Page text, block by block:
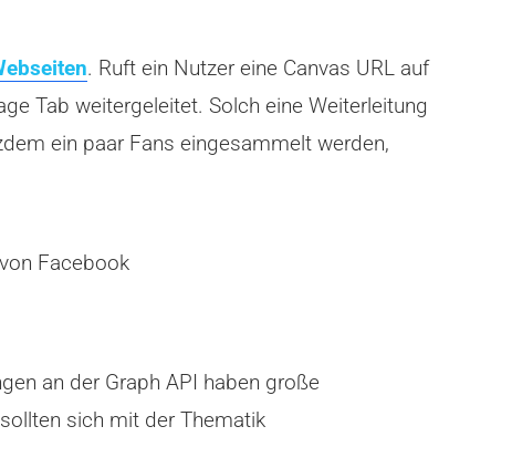
. Ruft ein Nutzer eine Canvas URL auf
Tab weitergeleitet. Solch eine Weiterleitung
ein paar Fans eingesammelt werden,
Facebook
an der Graph API haben große
sich mit der Thematik